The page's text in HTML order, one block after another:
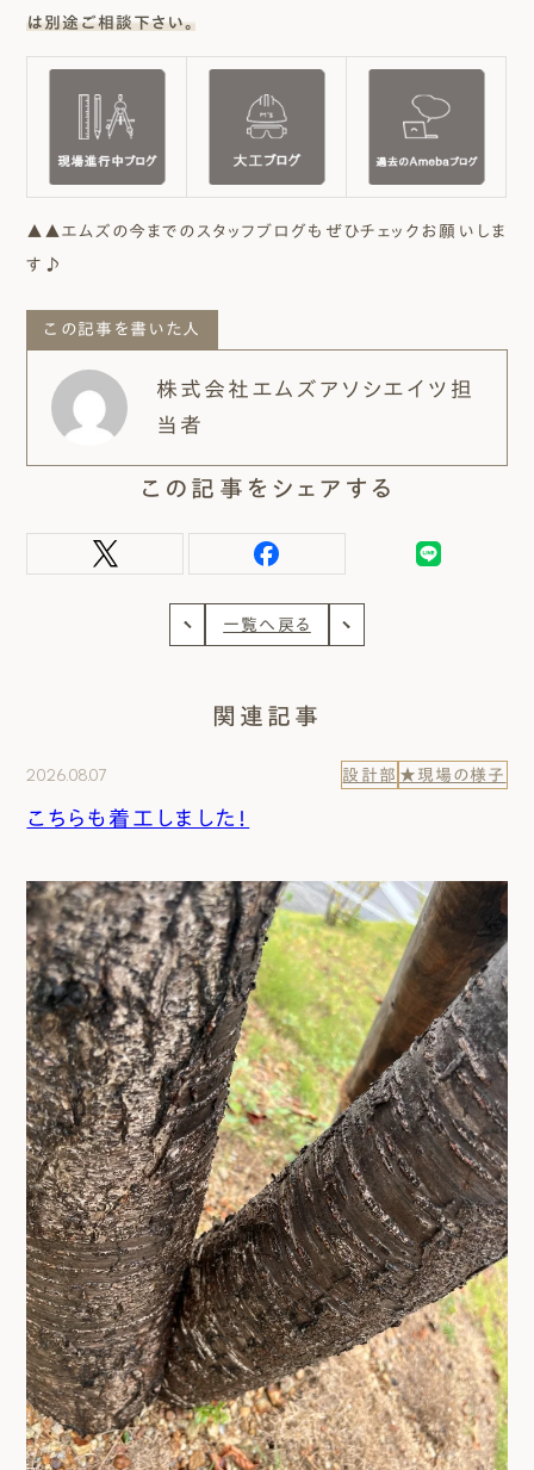
は別途ご相談下さい。
▲▲エムズの今までのスタッフブログもぜひチェックお願いしま
す♪
この記事を書いた人
株式会社エムズアソシエイツ担
当者
この記事をシェアする
一覧へ戻る
関連記事
2026.08.07 設計部 ★現場の様子
こちらも着工しました！